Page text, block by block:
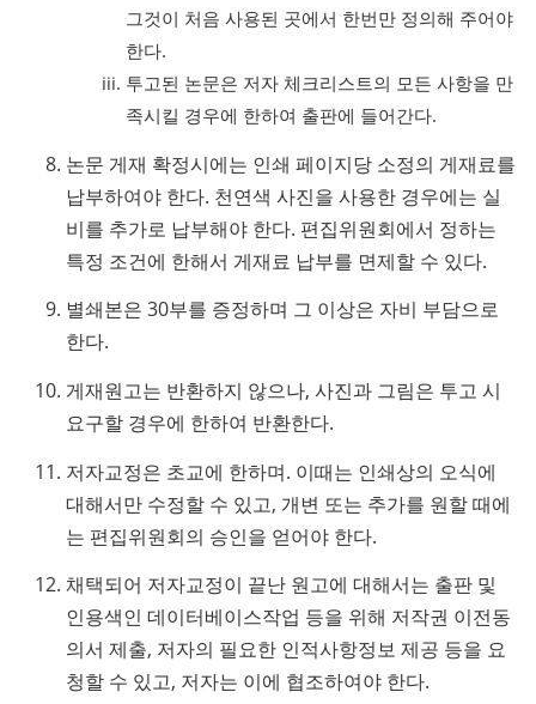
그것이 처음 사용된 곳에서 한번만 정의해 주어야
한다.
투고된 논문은 저자 체크리스트의 모든 사항을 만
족시킬 경우에 한하여 출판에 들어간다.
논문 게재 확정시에는 인쇄 페이지당 소정의 게재료를
납부하여야 한다. 천연색 사진을 사용한 경우에는 실
비를 추가로 납부해야 한다. 편집위원회에서 정하는
특정 조건에 한해서 게재료 납부를 면제할 수 있다.
별쇄본은 30부를 증정하며 그 이상은 자비 부담으로
한다.
게재원고는 반환하지 않으나, 사진과 그림은 투고 시
요구할 경우에 한하여 반환한다.
저자교정은 초교에 한하며. 이때는 인쇄상의 오식에
대해서만 수정할 수 있고, 개변 또는 추가를 원할 때에
는 편집위원회의 승인을 얻어야 한다.
채택되어 저자교정이 끝난 원고에 대해서는 출판 및
인용색인 데이터베이스작업 등을 위해 저작권 이전동
의서 제출, 저자의 필요한 인적사항정보 제공 등을 요
청할 수 있고, 저자는 이에 협조하여야 한다.